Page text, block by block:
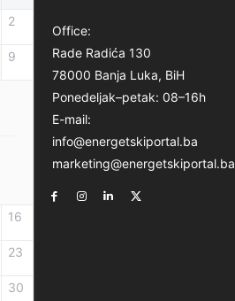
2
9
16
23
30
Office:
Rade Radića 130
78000 Banja Luka, BiH
Ponedeljak–petak: 08–16h
E-mail:
info@energetskiportal.ba
marketing@energetskiportal.ba